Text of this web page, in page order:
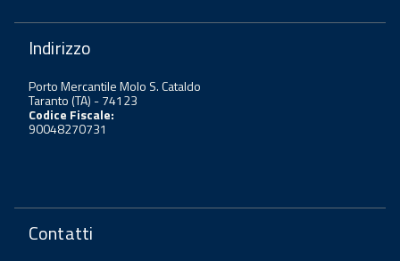
Indirizzo
Porto Mercantile Molo S. Cataldo
Taranto (TA) - 74123
Codice Fiscale:
90048270731
Contatti